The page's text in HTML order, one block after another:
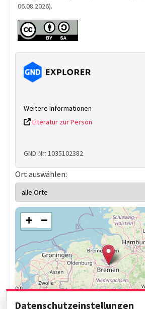
06.08.2026).
Weitere Informationen
Literatur zur Person
GND-Nr: 1035102382
Ort auswählen:
+ −
Datenschutzeinstellungen